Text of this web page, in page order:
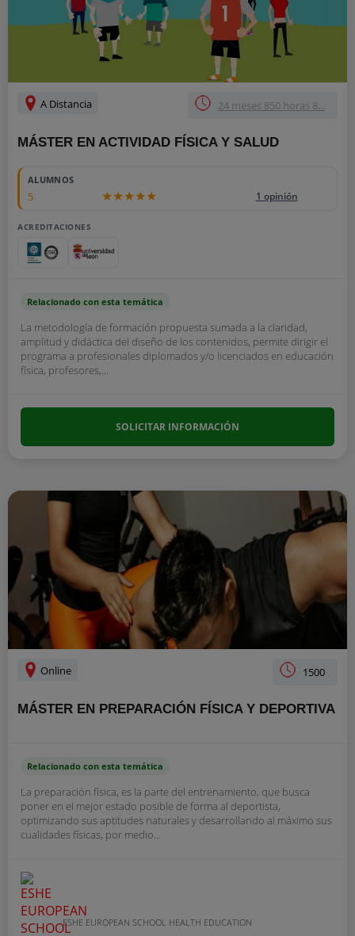
A Distancia 24 meses 850 horas 8...
MÁSTER EN ACTIVIDAD FÍSICA Y SALUD
ALUMNOS
5 1 opinión
ACREDITACIONES
Relacionado con esta temática
La metodología de formación propuesta sumada a la claridad,
amplitud y didáctica del diseño de los contenidos, permite dirigir el
programa a profesionales diplomados y/o licenciados en educación
física, profesores,...
SOLICITAR INFORMACIÓN
Online 1500
MÁSTER EN PREPARACIÓN FÍSICA Y DEPORTIVA
Relacionado con esta temática
La preparación física, es la parte del entrenamiento, que busca
poner en el mejor estado posible de forma al deportista,
optimizando sus aptitudes naturales y desarrollando al máximo sus
cualidades físicas, por medio...
ESHE EUROPEAN SCHOOL HEALTH EDUCATION